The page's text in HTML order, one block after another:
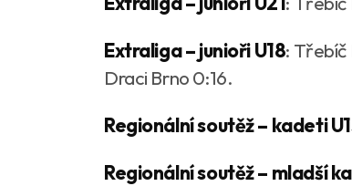
Extraliga – junioři U18: Třebíč
Draci Brno 0:16.
Regionální soutěž – kadeti
Regionální soutěž – mladší